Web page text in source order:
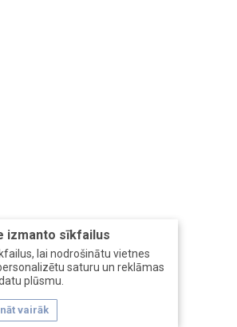
izmanto sīkfailus
lai nodrošinātu vietnes
saturu un reklāmas
plūsmu.
vairāk